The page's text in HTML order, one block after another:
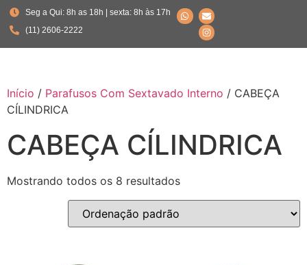
Seg a Qui: 8h as 18h | sexta: 8h às 17h
(11) 2606-2222
Início / Parafusos Com Sextavado Interno / CABEÇA
CÍLINDRICA
CABEÇA CÍLINDRICA
Mostrando todos os 8 resultados